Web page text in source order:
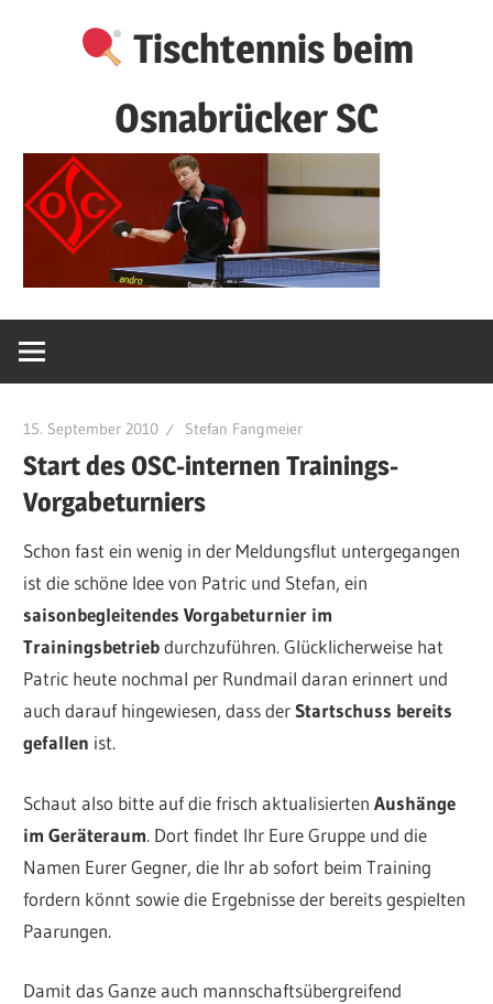
Tischtennis beim
Osnabrücker SC
15. September 2010 Stefan Fangmeier
Start des OSC-internen Trainings-
Vorgabeturniers
Schon fast ein wenig in der Meldungsflut untergegangen
ist die schöne Idee von Patric und Stefan, ein
saisonbegleitendes Vorgabeturnier im
Trainingsbetriebdurchzuführen. Glücklicherweise hat
Patric heute nochmal per Rundmail daran erinnert und
auch darauf hingewiesen, dass derStartschuss bereits
gefallen ist.
Schaut also bitte auf die frisch aktualisierten Aushänge
im Geräteraum. Dort findet Ihr Eure Gruppe und die
Namen Eurer Gegner, die Ihr ab sofort beim Training
fordern könnt sowie die Ergebnisse der bereits gespielten
Paarungen.
Damit das Ganze auch mannschaftsübergreifend